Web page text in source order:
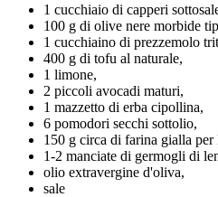
1 cucchiaio di capperi
100 g di olive nere morbide
1 cucchiaino di prezzemolo
400 g di tofu al naturale,
1 limone,
2 piccoli avocadi maturi,
1 mazzetto di erba cipollina,
6 pomodori secchi sottolio,
150 g circa di farina gialla per
1-2 manciate di germogli di
olio extravergine d'oliva,
sale